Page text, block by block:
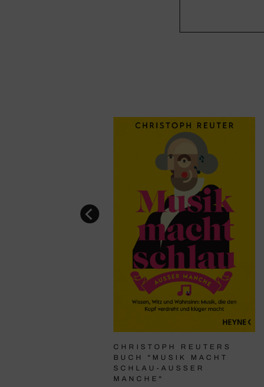
CHRISTOPH REUTERS
BUCH "MUSIK MACHT
SCHLAU-AUSSER M
ANCHE"